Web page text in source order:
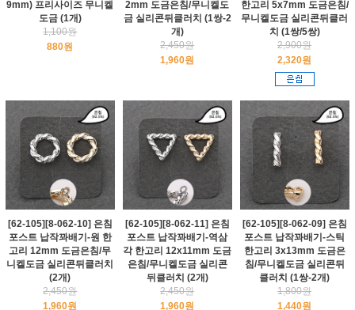
9mm) 프리사이즈 무니켈
도금 (1개)
1,100원
880원
2mm 도금은침/무니켈도
금 실리콘뒤클러치 (1쌍-2
개)
2,450원
1,960원
한고리 5x7mm 도금은침/
무니켈도금 실리콘뒤클러
치 (1쌍/5쌍)
2,900원
2,320원
[62-105][8-062-10] 은침
포스트 납작꽈배기-원 한
고리 12mm 도금은침/무
니켈도금 실리콘뒤클러치
(2개)
2,450원
1,960원
[62-105][8-062-11] 은침
포스트 납작꽈배기-역삼
각 한고리 12x11mm 도금
은침/무니켈도금 실리콘
뒤클러치 (2개)
2,450원
1,960원
[62-105][8-062-09] 은침
포스트 납작꽈배기-스틱
한고리 3x13mm 도금은
침/무니켈도금 실리콘뒤
클러치 (1쌍-2개)
1,800원
1,440원